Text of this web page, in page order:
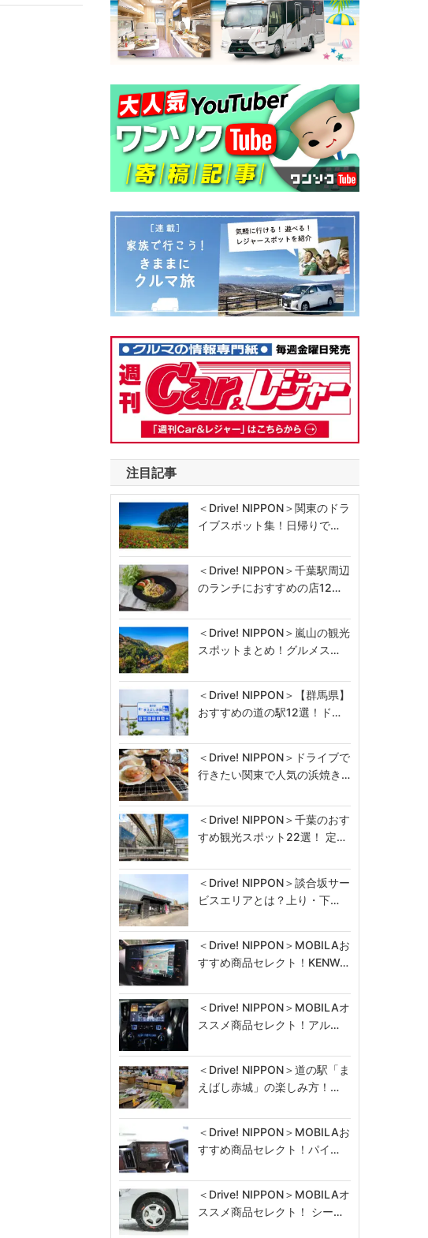
注目記事
＜Drive! NIPPON＞関東のドラ
イブスポット集！日帰りで…
＜Drive! NIPPON＞千葉駅周辺
のランチにおすすめの店12…
＜Drive! NIPPON＞嵐山の観光
スポットまとめ！グルメス…
＜Drive! NIPPON＞【群馬県】
おすすめの道の駅12選！ド…
＜Drive! NIPPON＞ドライブで
行きたい関東で人気の浜焼き…
＜Drive! NIPPON＞千葉のおす
すめ観光スポット22選！ 定…
＜Drive! NIPPON＞談合坂サー
ビスエリアとは？上り・下…
＜Drive! NIPPON＞MOBILAお
すすめ商品セレクト！KENW…
＜Drive! NIPPON＞MOBILAオ
ススメ商品セレクト！アル…
＜Drive! NIPPON＞道の駅「ま
えばし赤城」の楽しみ方！…
＜Drive! NIPPON＞MOBILAお
すすめ商品セレクト！パイ…
＜Drive! NIPPON＞MOBILAオ
ススメ商品セレクト！ シー…